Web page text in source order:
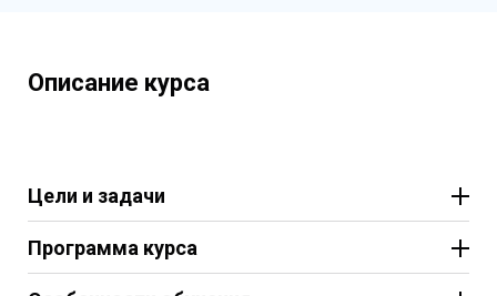
Описание курса
Цели и задачи
Программа курса